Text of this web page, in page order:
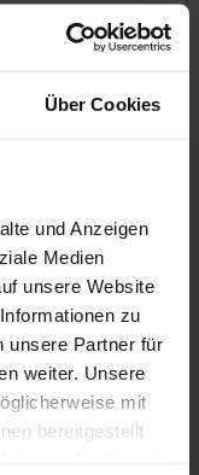
Über Cookies
und Anzeigen
Medien
unsere Website
zu
unsere Partner für
weiter. Unsere
mit
bereitgestellt
auch